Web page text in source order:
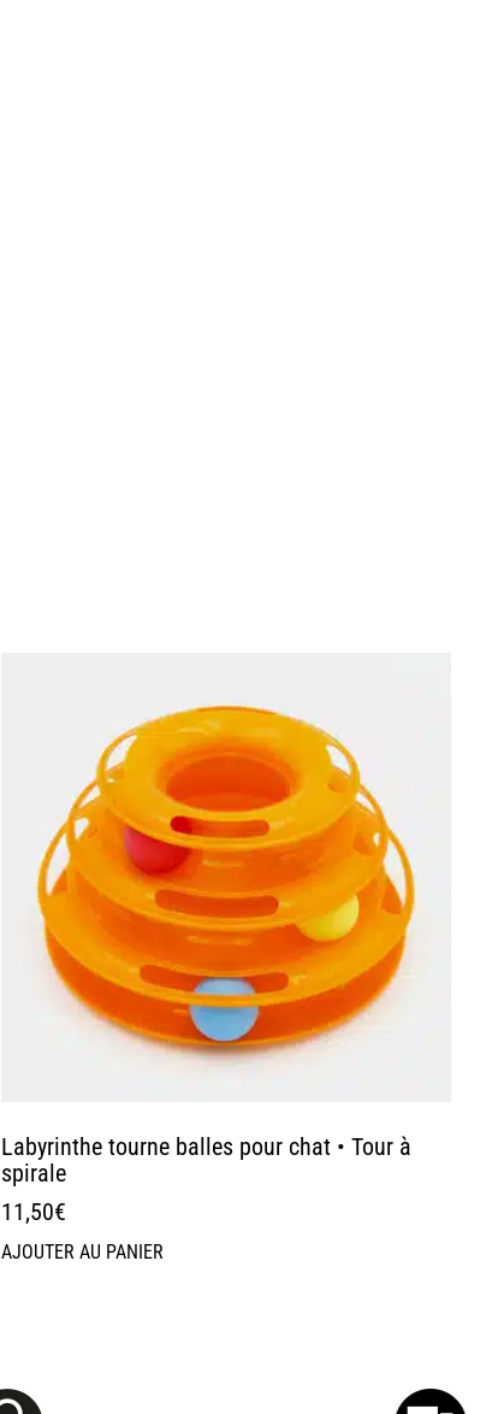
Labyrinthe tourne balles pour chat • Tour à
spirale
11,50€
AJOUTER AU PANIER